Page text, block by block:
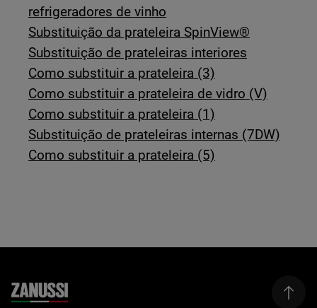
refrigeradores de vinho
Substituição da prateleira SpinView®
Substituição de prateleiras interiores
Como substituir a prateleira (3)
Como substituir a prateleira de vidro (V)
Como substituir a prateleira (1)
Substituição de prateleiras internas (7DW)
Como substituir a prateleira (5)